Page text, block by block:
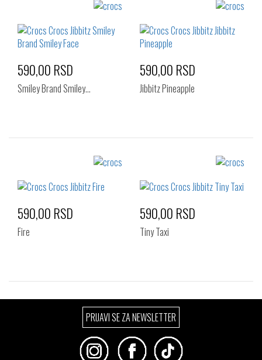
Izaberi željeni broj: Izaberi željeni broj:
Izaberi željeni broj:
590,00 RSD
Smiley Brand Smiley…
Izaberi željeni broj:
590,00 RSD
Jibbitz Pineapple
Izaberi željeni broj:
590,00 RSD
Fire
Izaberi željeni broj:
590,00 RSD
Tiny Taxi
PRIJAVI SE ZA NEWSLETTER